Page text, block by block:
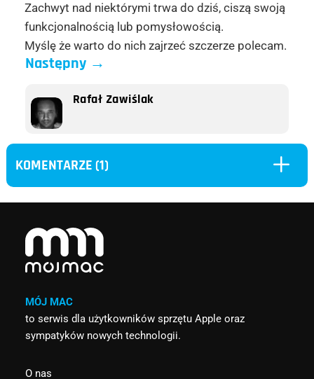
Zachwyt nad niektórymi trwa do dziś, ciszą swoją
funkcjonalnością lub pomysłowością.
Myślę że warto do nich zajrzeć szczerze polecam.
Następny→
Rafał Zawiślak
KOMENTARZE (1) L
MÓJ MAC
to serwis dla użytkowników sprzętu Apple oraz
sympatyków nowych technologii.
O nas